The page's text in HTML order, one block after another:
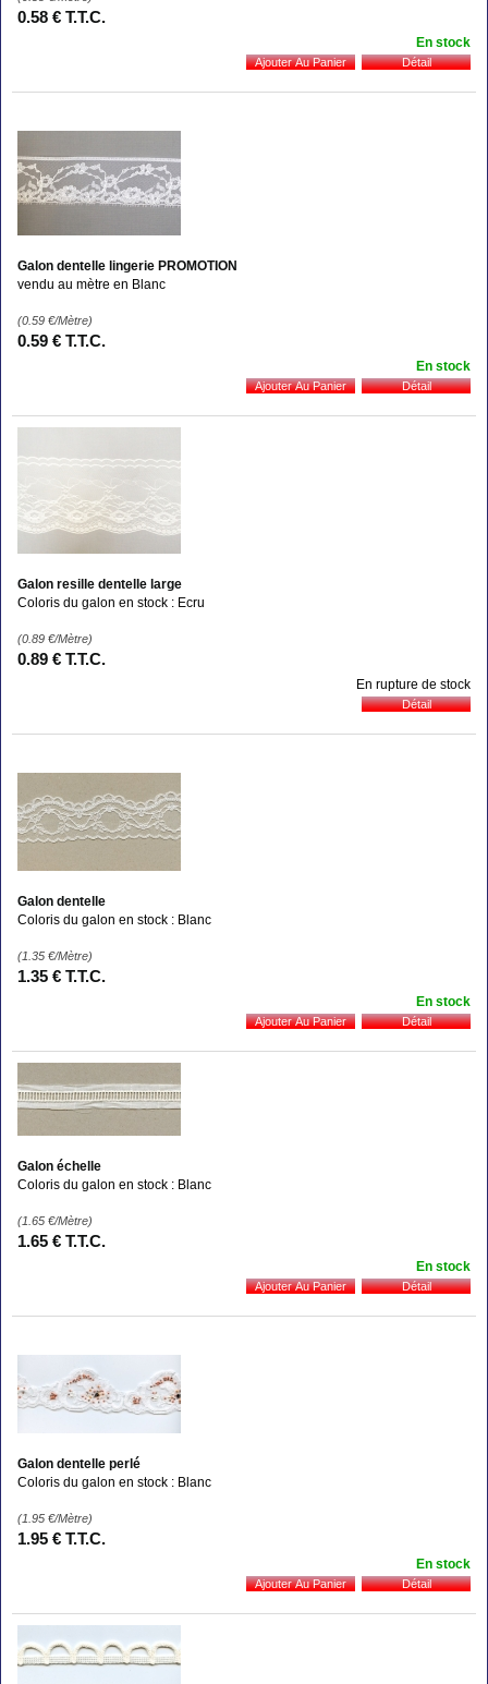
0.58 € T.T.C.
En stock
Galon dentelle lingerie PROMOTION
vendu au mètre en Blanc
(0.59 €/Mètre)
0.59 € T.T.C.
En stock
Galon resille dentelle large
Coloris du galon en stock : Ecru
(0.89 €/Mètre)
0.89 € T.T.C.
En rupture de stock
Galon dentelle
Coloris du galon en stock : Blanc
(1.35 €/Mètre)
1.35 € T.T.C.
En stock
Galon échelle
Coloris du galon en stock : Blanc
(1.65 €/Mètre)
1.65 € T.T.C.
En stock
Galon dentelle perlé
Coloris du galon en stock : Blanc
(1.95 €/Mètre)
1.95 € T.T.C.
En stock